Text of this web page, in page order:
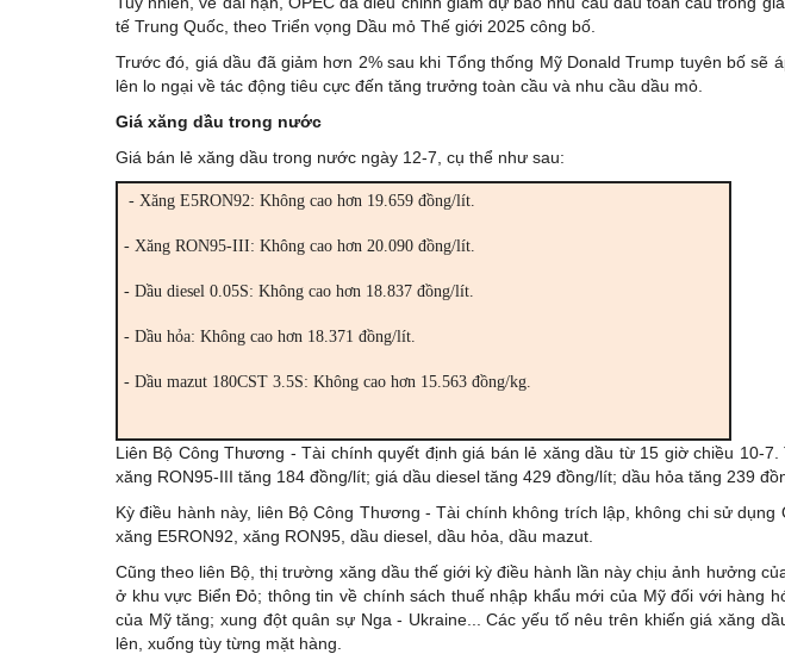
tế Trung Quốc, theo Triển vọng Dầu mỏ Thế giới 2025 công bố.
Trước đó, giá dầu đã giảm hơn 2% sau khi Tổng thống Mỹ Donald Trump tuyên bố sẽ
lên lo ngại về tác động tiêu cực đến tăng trưởng toàn cầu và nhu cầu dầu mỏ.
Giá xăng dầu trong nước
Giá bán lẻ xăng dầu trong nước ngày 12-7, cụ thể như sau:
- Xăng E5RON92: Không cao hơn 19.659 đồng/lít.
- Xăng RON95-III: Không cao hơn 20.090 đồng/lít.
- Dầu diesel 0.05S: Không cao hơn 18.837 đồng/lít.
- Dầu hỏa: Không cao hơn 18.371 đồng/lít.
- Dầu mazut 180CST 3.5S: Không cao hơn 15.563 đồng/kg.
Liên Bộ Công Thương - Tài chính quyết định giá bán lẻ xăng dầu từ 15 giờ chiều 10-
xăng RON95-III tăng 184 đồng/lít; giá dầu diesel tăng 429 đồng/lít; dầu hỏa tăng 239
Kỳ điều hành này, liên Bộ Công Thương - Tài chính không trích lập, không chi sử
xăng E5RON92, xăng RON95, dầu diesel, dầu hỏa, dầu mazut.
Cũng theo liên Bộ, thị trường xăng dầu thế giới kỳ điều hành lần này chịu ảnh hưởng
ở khu vực Biển Đỏ; thông tin về chính sách thuế nhập khẩu mới của Mỹ đối với hàng
của Mỹ tăng; xung đột quân sự Nga - Ukraine... Các yếu tố nêu trên khiến giá xăng
lên, xuống tùy từng mặt hàng.